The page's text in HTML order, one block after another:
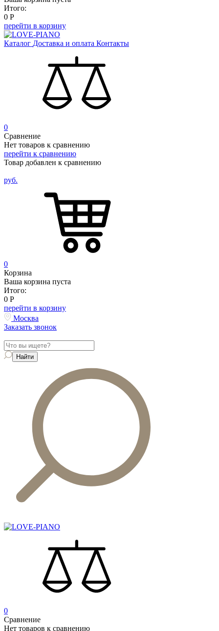
Итого:
0 Р
перейти в корзину
Каталог Доставка и оплата Контакты
0
Сравнение
Нет товаров к сравнению
перейти к сравнению
Товар добавлен к сравнению
руб.
0
Корзина
Ваша корзина пуста
Итого:
0 Р
перейти в корзину
Москва
Заказать звонок
0
Сравнение
Нет товаров к сравнению